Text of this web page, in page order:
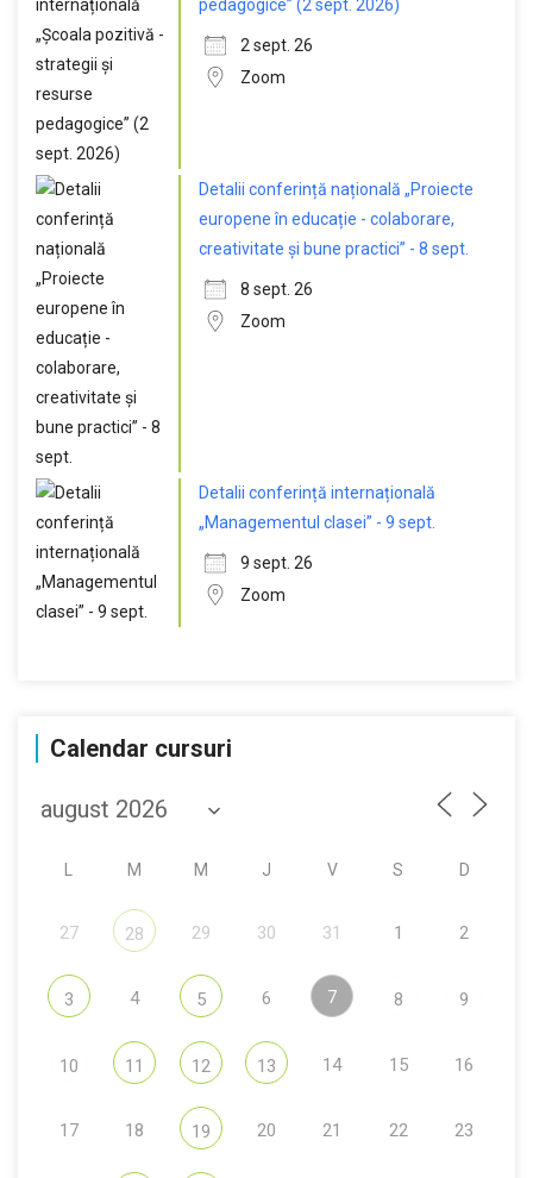
pedagogice” (2 sept. 2026)
2 sept. 26
Zoom
Detalii conferință națională „Proiecte
europene în educație - colaborare,
creativitate și bune practici” - 8 sept.
8 sept. 26
Zoom
Detalii conferință internațională
„Managementul clasei” - 9 sept.
9 sept. 26
Zoom
Calendar cursuri
M M J V S D
27 28 29 30 31 1 2
3 4 5 6 7 8 9
10 11 12 13 14 15 16
17 18 19 20 21 22 23